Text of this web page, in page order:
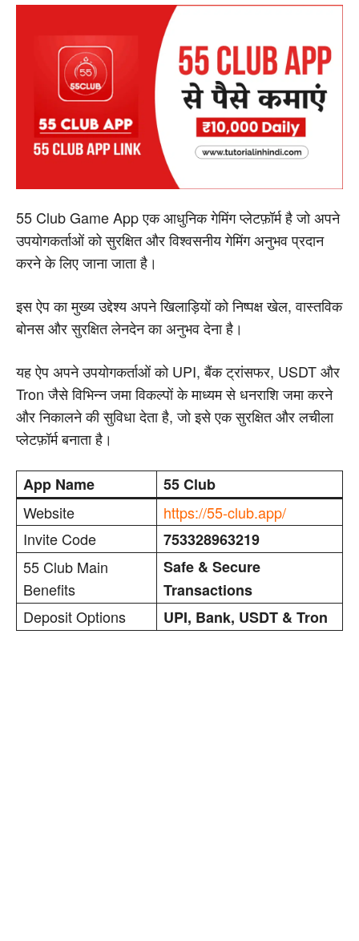
55 Club Game App एक आधुनिक गेमिंग प्लेटफ़ॉर्म है जो अपने
उपयोगकर्ताओं को सुरक्षित और विश्वसनीय गेमिंग अनुभव प्रदान
करने के लिए जाना जाता है।
इस ऐप का मुख्य उद्देश्य अपने खिलाड़ियों को निष्पक्ष खेल, वास्तविक
बोनस और सुरक्षित लेनदेन का अनुभव देना है।
यह ऐप अपने उपयोगकर्ताओं को UPI, बैंक ट्रांसफर, USDT और
Tron जैसे विभिन्न जमा विकल्पों के माध्यम से धनराशि जमा करने
और निकालने की सुविधा देता है, जो इसे एक सुरक्षित और लचीला
प्लेटफ़ॉर्म बनाता है।
App Name
55 Club
Website
https://55-club.app/
Invite Code
753328963219
55 Club Main
Benefits
Safe & Secure
Transactions
Deposit Options
UPI, Bank, USDT & Tron